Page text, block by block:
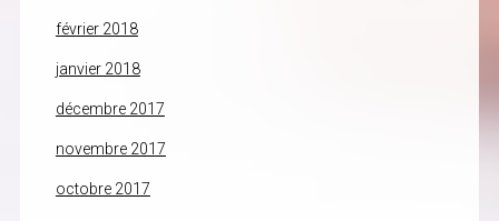
février 2018
janvier 2018
décembre 2017
novembre 2017
octobre 2017